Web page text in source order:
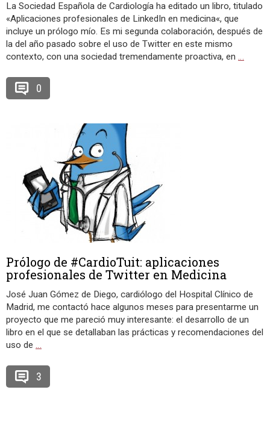
La Sociedad Española de Cardiología ha editado un libro, titulado
«Aplicaciones profesionales de LinkedIn en medicina«, que
incluye un prólogo mío. Es mi segunda colaboración, después de
la del año pasado sobre el uso de Twitter en este mismo
contexto, con una sociedad tremendamente proactiva, en …
0
Prólogo de #CardioTuit: aplicaciones
profesionales de Twitter en Medicina
José Juan Gómez de Diego, cardiólogo del Hospital Clínico de
Madrid, me contactó hace algunos meses para presentarme un
proyecto que me pareció muy interesante: el desarrollo de un
libro en el que se detallaban las prácticas y recomendaciones del
uso de …
3